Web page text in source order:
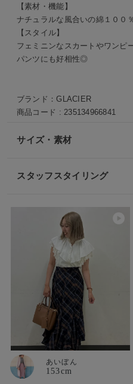
【素材・機能】
ナチュラルな風合いの綿１００
【スタイル】
フェミニンなスカートやワンピ
パンツにも好相性◎
ブランド：GLACIER
商品コード : 235134966841
サイズ・素材
スタッフスタイリング
あいぼん
153cm